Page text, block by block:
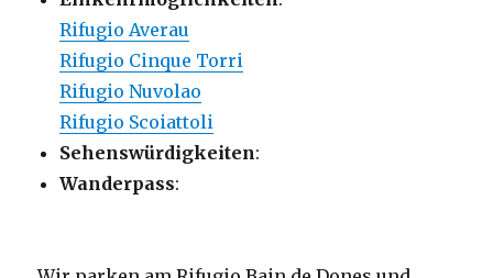
Rifugio Averau
Rifugio Cinque Torri
Rifugio Nuvolao
Rifugio Scoiattoli
Sehenswürdigkeiten:
Wanderpass: